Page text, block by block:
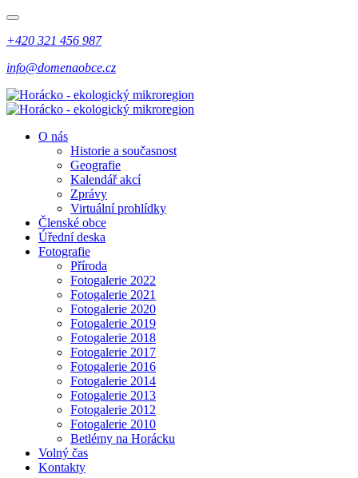
+420 321 456 987
info@domenaobce.cz
O nás
Historie a současnost
Geografie
Kalendář akcí
Zprávy
Virtuální prohlídky
Členské obce
Úřední deska
Fotografie
Příroda
Fotogalerie 2022
Fotogalerie 2021
Fotogalerie 2020
Fotogalerie 2019
Fotogalerie 2018
Fotogalerie 2017
Fotogalerie 2016
Fotogalerie 2014
Fotogalerie 2013
Fotogalerie 2012
Fotogalerie 2010
Betlémy na Horácku
Volný čas
Kontakty